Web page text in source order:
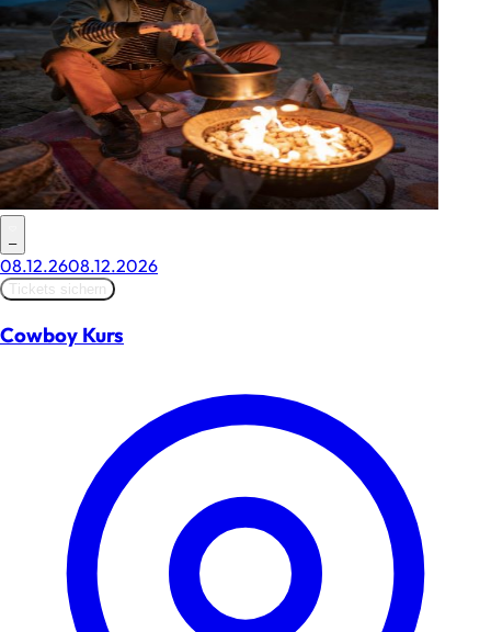
–
08.12.2608.12.2026
Tickets sichern
Cowboy Kurs